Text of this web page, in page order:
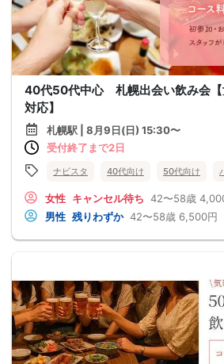
40代50代中心 札幌出会い飲み会【
対応】
札幌駅 | 8月9日(日) 15:30〜
受付終了まで2日
ナビスタ 40代向け 50代向け
女性 キャンセル待ち 42〜58歳
男性 残りわずか 42〜58歳 6,500円